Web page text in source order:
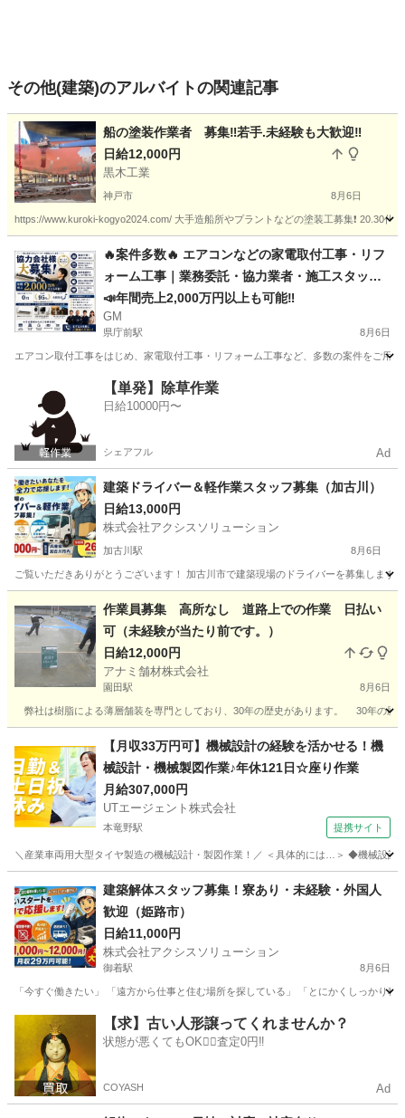
その他(建築)のアルバイトの関連記事
船の塗装作業者 募集‼️若手.未経験も大歓迎‼️
日給12,000円
黒木工業
神戸市 8月6日
https://www.kuroki-kogyo2024.com/ 大手造船所やプラントなどの塗装工募集❗️ 20.30代
その他
🔥案件多数🔥 エアコンなどの家電取付工事・リフ
ォーム工事｜業務委託・協力業者・施工スタッフ
募集中｜個人・法人大歓迎｜仕事量・単価に自信
あり｜前払い対応も可能｜兵庫県
📣年間売上2,000万円以上も可能‼️
GM
県庁前駅 8月6日
エアコン取付工事をはじめ、家電取付工事・リフォーム工事など、多数の案件をご用
県庁前駅 その他
【単発】除草作業
日給10000円〜
シェアフル Ad
建築ドライバー＆軽作業スタッフ募集（加古川）
日給13,000円
株式会社アクシスソリューション
加古川駅 8月6日
ご覧いただきありがとうございます！ 加古川市で建築現場のドライバーを募集しま
加古川駅 その他 スタッフ
作業員募集 高所なし 道路上での作業 日払い
可（未経験が当たり前です。）
日給12,000円
アナミ舗材株式会社
園田駅 8月6日
弊社は樹脂による薄層舗装を専門としており、30年の歴史があります。 30年の歴
園田駅 その他 兵庫 伊丹市 その他
代表取締役
【月収33万円可】機械設計の経験を活かせる！機
械設計・機械製図作業♪年休121日☆座り作業
月給307,000円
UTエージェント株式会社
本竜野駅 提携サイト
＼産業車両用大型タイヤ製造の機械設計・製図作業！／ ＜具体的には…＞ ◆機械設
本竜野駅 その他
建築解体スタッフ募集！寮あり・未経験・外国人
歓迎（姫路市）
日給11,000円
株式会社アクシスソリューション
御着駅 8月6日
「今すぐ働きたい」 「遠方から仕事と住む場所を探している」 「とにかくしっかり
御着駅 その他 建築現場
【求】古い人形譲ってくれませんか？
状態が悪くてもOK🙆‍♀️査定0円‼️
COYASH Ad